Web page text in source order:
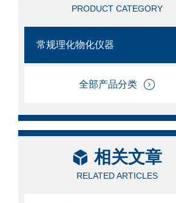
PRODUCT CATEGORY
常规理化物化仪器
全部产品分类
相关文章
RELATED ARTICLES